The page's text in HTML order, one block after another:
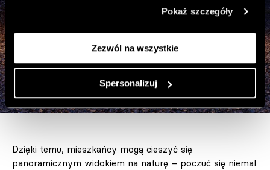
Pokaż szczegóły
Zezwól na wszystkie
Spersonalizuj
Dzięki temu, mieszkańcy mogą cieszyć się
panoramicznym widokiem na naturę – poczuć się niemal